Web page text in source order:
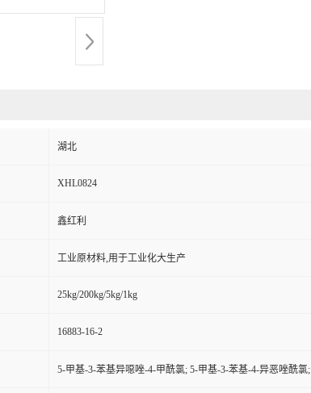
湖北
XHL0824
鑫红利
工业原材料,用于工业化大生产
25kg/200kg/5kg/1kg
16883-16-2
5-甲基-3-苯基异噁唑-4-甲酰氯; 5-甲基-3-苯基-4-异恶唑酰氯;